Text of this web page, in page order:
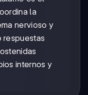
la
nervioso y
respuestas
internos y